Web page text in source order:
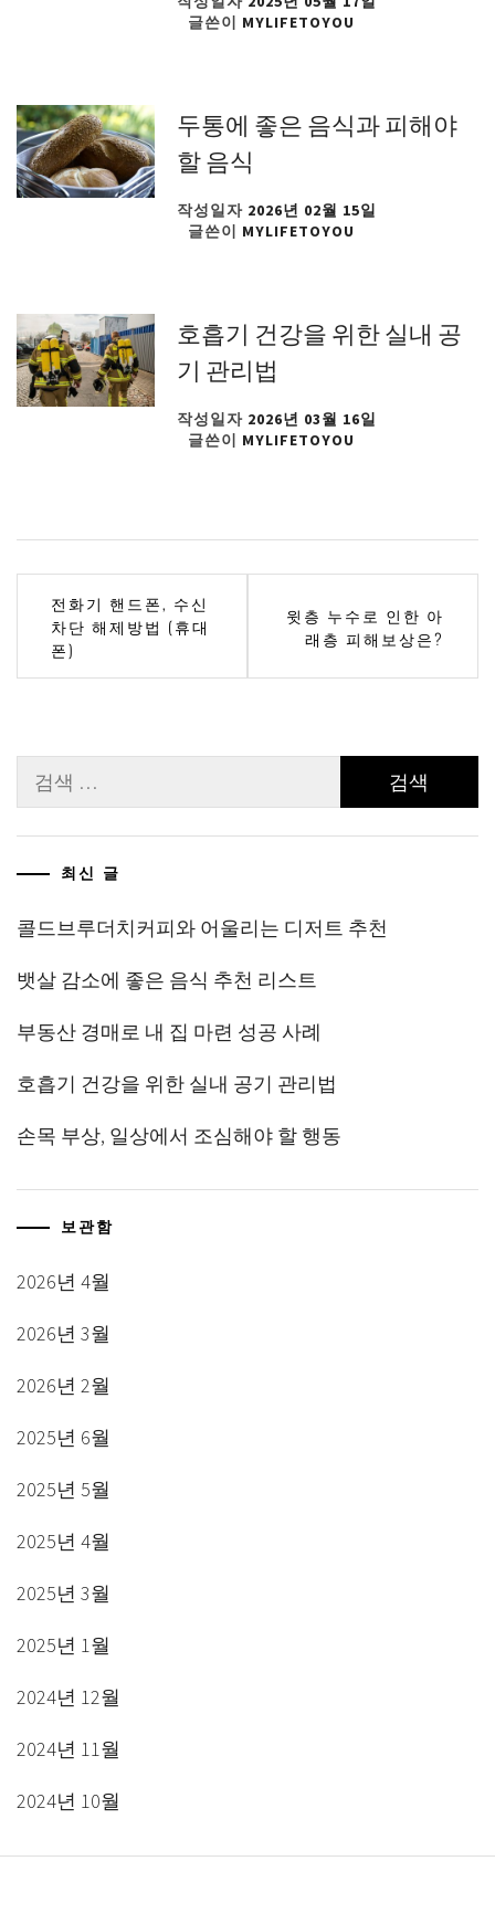
글쓴이 MYLIFETOYOU
두통에 좋은 음식과 피해야
할 음식
작성일자 2026년 02월 15일
글쓴이 MYLIFETOYOU
호흡기 건강을 위한 실내 공
기 관리법
작성일자 2026년 03월 16일
글쓴이 MYLIFETOYOU
색
전화기 핸드폰, 수신
차단 해제방법 (휴대
폰)
윗층 누수로 인한 아
래층 피해보상은?
색:
최신 글
콜드브루더치커피와 어울리는 디저트 추천
뱃살 감소에 좋은 음식 추천 리스트
부동산 경매로 내 집 마련 성공 사례
호흡기 건강을 위한 실내 공기 관리법
손목 부상, 일상에서 조심해야 할 행동
보관함
2026년 4월
2026년 3월
2026년 2월
2025년 6월
2025년 5월
2025년 4월
2025년 3월
2025년 1월
2024년 12월
2024년 11월
2024년 10월